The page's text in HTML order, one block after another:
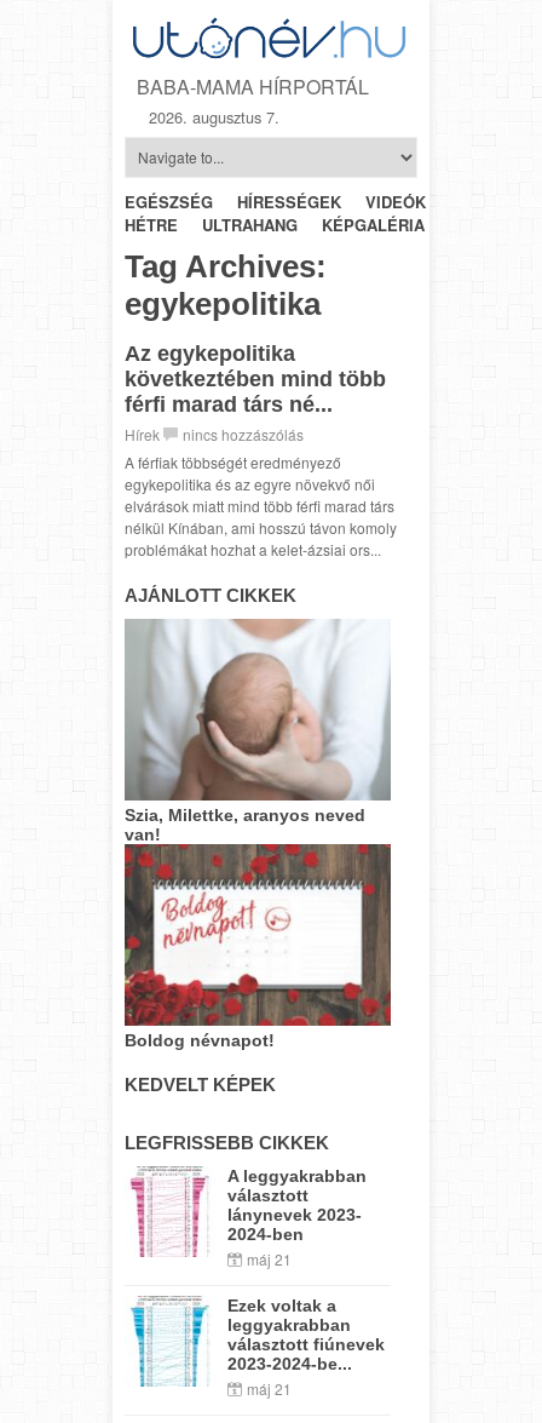
BABA-MAMA HÍRPORTÁL
2026. augusztus 7.
EGÉSZSÉG HÍRESSÉGEK VIDEÓK
HÉTRŐL-
HÉTRE
ULTRAHANG KÉPGALÉRIA
Tag Archives:
egykepolitika
Az egykepolitika
következtében mind több
férfi marad társ né...
Hírek
nincs hozzászólás
A férfiak többségét eredményező
egykepolitika és az egyre növekvő női
elvárások miatt mind több férfi marad társ
nélkül Kínában, ami hosszú távon komoly
problémákat hozhat a kelet-ázsiai ors...
AJÁNLOTT CIKKEK
Szia, Milettke, aranyos neved
van!
Boldog névnapot!
KEDVELT KÉPEK
LEGFRISSEBB CIKKEK
A leggyakrabban
választott
lánynevek 2023-
2024-ben
máj 21
Ezek voltak a
leggyakrabban
választott fiúnevek
2023-2024-be...
máj 21